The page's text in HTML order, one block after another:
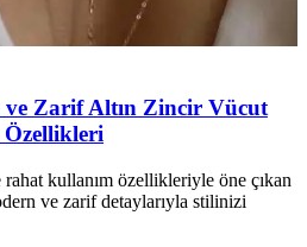
Zarif Altın Zincir Vücut
Özellikleri
rahat kullanım özellikleriyle öne çıkan
ve zarif detaylarıyla stilinizi